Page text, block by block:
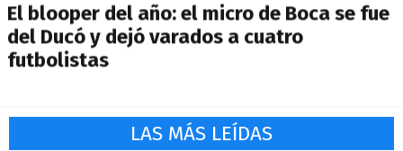
El blooper del año: el micro de Boca se fue
del Ducó y dejó varados a cuatro
futbolistas
LAS MÁS LEÍDAS